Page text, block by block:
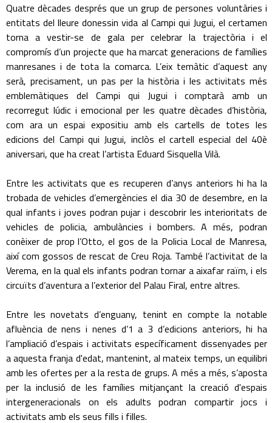
Quatre dècades després que un grup de persones voluntàries i
entitats del lleure donessin vida al Campi qui Jugui, el certamen
torna a vestir-se de gala per celebrar la trajectòria i el
compromís d’un projecte que ha marcat generacions de famílies
manresanes i de tota la comarca. L’eix temàtic d’aquest any
serà, precisament, un pas per la història i les activitats més
emblemàtiques del Campi qui Jugui i comptarà amb un
recorregut lúdic i emocional per les quatre dècades d’història,
com ara un espai expositiu amb els cartells de totes les
edicions del Campi qui Jugui, inclòs el cartell especial del 40è
aniversari, que ha creat l’artista Eduard Sisquella Vilà.
Entre les activitats que es recuperen d’anys anteriors hi ha la
trobada de vehicles d’emergències el dia 30 de desembre, en la
qual infants i joves podran pujar i descobrir les interioritats de
vehicles de policia, ambulàncies i bombers. A més, podran
conèixer de prop l’Otto, el gos de la Policia Local de Manresa,
així com gossos de rescat de Creu Roja. També l’activitat de la
Verema, en la qual els infants podran tornar a aixafar raïm, i els
circuïts d’aventura a l’exterior del Palau Firal, entre altres.
Entre les novetats d’enguany, tenint en compte la notable
afluència de nens i nenes d’1 a 3 d’edicions anteriors, hi ha
l’ampliació d’espais i activitats específicament dissenyades per
a aquesta franja d'edat, mantenint, al mateix temps, un equilibri
amb les ofertes per a la resta de grups. A més a més, s’aposta
per la inclusió de les famílies mitjançant la creació d'espais
intergeneracionals on els adults podran compartir jocs i
activitats amb els seus fills i filles.